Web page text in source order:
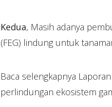
Kedua, Masih adanya
(FEG) lindung untuk
Baca selengkapnya
perlindungan ekosistem